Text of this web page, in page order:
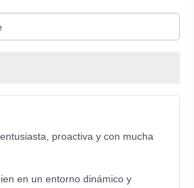
proactiva y con mucha
en un entorno dinámico y